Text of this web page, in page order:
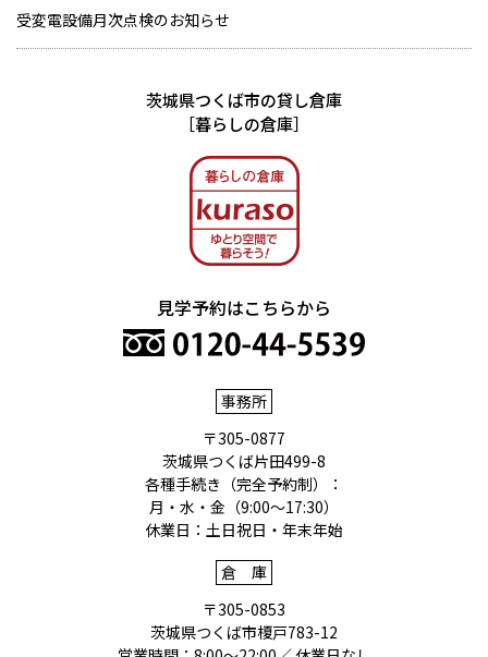
受変電設備月次点検のお知らせ
茨城県つくば市の貸し倉庫
［暮らしの倉庫］
見学予約はこちらから
事務所
〒305-0877
茨城県つくば片田499-8
各種手続き（完全予約制）：
月・水・金（9:00〜17:30）
休業日：土日祝日・年末年始
倉庫
〒305-0853
茨城県つくば市榎戸783-12